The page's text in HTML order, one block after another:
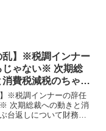
乱】※税調インナー
じゃない※ 次期総
費税減税のちゃぶ
て
】※税調インナーの辞任
次期総裁への動きと消
台返しについて財務省